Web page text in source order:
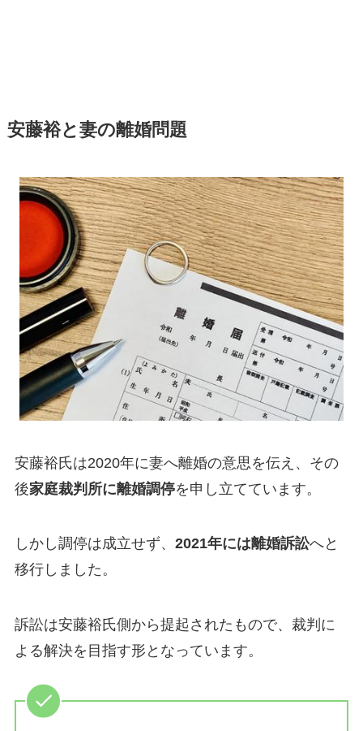
安藤裕と妻の離婚問題
安藤裕氏は2020年に妻へ離婚の意思を伝え、その
後家庭裁判所に離婚調停を申し立てています。
しかし調停は成立せず、 2021年には離婚訴訟へと
移行しました。
訴訟は安藤裕氏側から提起されたもので、裁判に
よる解決を目指す形となっています。